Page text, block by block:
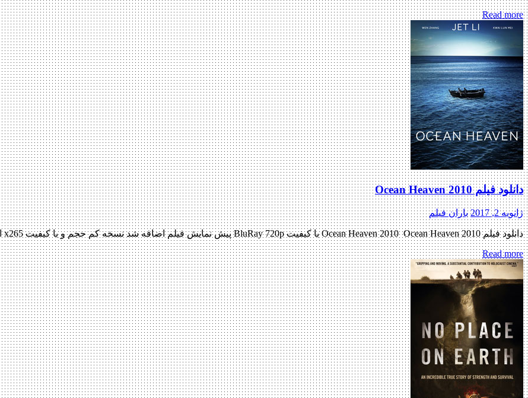
Read more
دانلود فیلم Ocean Heaven 2010
ژانویه 2, 2017 باران فیلم
دانلود فیلم Ocean Heaven 2010 Ocean Heaven 2010 با کیفیت BluRay 720p پیش نمایش فیلم اضافه شد نسخه کم حجم و با کیفیت x265 اضافه شد منتشر کننده فایل: ژانر : غم انگیز , خانوادگی […]
Read more